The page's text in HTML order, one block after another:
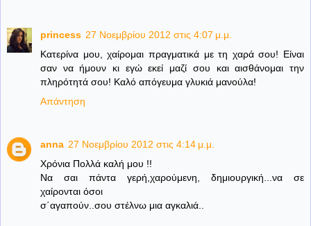
princess 27 Νοεμβρίου 2012 στις 4:07 μ.μ.
Κατερίνα μου, χαίρομαι πραγματικά με τη χαρά σου! Είναι
σαν να ήμουν κι εγώ εκεί μαζί σου και αισθάνομαι την
πληρότητά σου! Καλό απόγευμα γλυκιά μανούλα!
Απάντηση
anna 27 Νοεμβρίου 2012 στις 4:14 μ.μ.
Χρόνια Πολλά καλή μου !!
Να σαι πάντα γερή,χαρούμενη, δημιουργική...να σε
χαίρονται όσοι
σ΄αγαπούν..σου στέλνω μια αγκαλιά..